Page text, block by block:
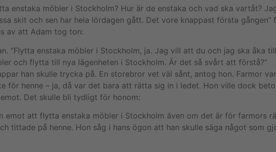
enstaka möbler i Stockholm? Hur är de enstaka och vad ska vartåt?
skit och sen har hela lördagen gått. Det vore knappast första gången”
av att Adam tog ton:
”Flytta enstaka möbler i Stockholm, ja. Jag vill att du och jag ska åka
och flytta till nya lägenheten i Stockholm. Är det så svårt att förstå?”
han skulle trycka på. En storebror vet väl sånt, antog hon. Farmor
för henne – ja, då var det bara att rätta sig in i ledet. Hon ville dock
Det skulle bli tydligt för honom:
emot att flytta enstaka möbler i Stockholm även om det är för farmors
tittade på henne. Hon såg i hans ögon att han skulle säga något som